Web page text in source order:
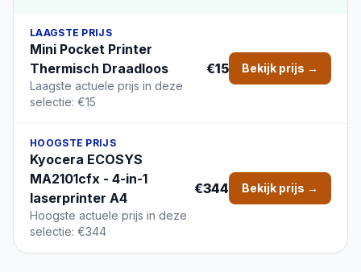
LAAGSTE PRIJS
Mini Pocket Printer
Thermisch Draadloos
Laagste actuele prijs in deze
selectie: €15
€15 Bekijk prijs →
HOOGSTE PRIJS
Kyocera ECOSYS
MA2101cfx - 4-in-1
laserprinter A4
Hoogste actuele prijs in deze
selectie: €344
€344 Bekijk prijs →